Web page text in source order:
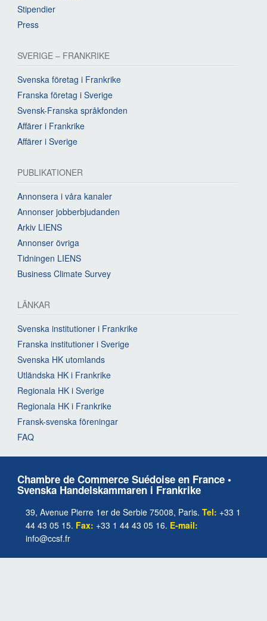
Stipendier
Press
SVERIGE – FRANKRIKE
Svenska företag i Frankrike
Franska företag i Sverige
Svensk-Franska språkfonden
Affärer i Frankrike
Affärer i Sverige
PUBLIKATIONER
Annonsera i våra kanaler
Annonser jobberbjudanden
Arkiv LIENS
Annonser övriga
Tidningen LIENS
Business Climate Survey
LÄNKAR
Svenska institutioner i Frankrike
Franska institutioner i Sverige
Svenska HK utomlands
Utländska HK i Frankrike
Regionala HK i Sverige
Regionala HK i Frankrike
Fransk-svenska föreningar
FAQ
Chambre de Commerce Suédoise en France •
Svenska Handelskammaren i Frankrike
39, Avenue Pierre 1er de Serbie 75008, Paris. Tel: +33 1
44 43 05 15. Fax: +33 1 44 43 05 16. E-mail:
info@ccsf.fr